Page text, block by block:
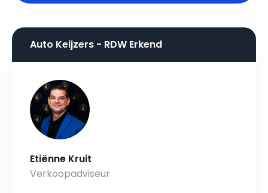
Auto Keijzers - RDW Erkend
Etiënne Kruit
Verkoopadviseur